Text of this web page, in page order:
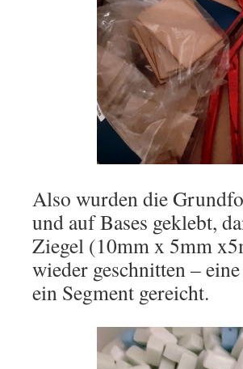
Also wurden die
und auf Bases geklebt,
Ziegel (10mm x 5mm
wieder geschnitten –
ein Segment gereicht.